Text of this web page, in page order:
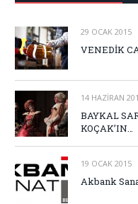
29 OCAK 2015
VENEDİK
14 HAZIRAN
BAYKAL
KOÇAK’IN…
19 OCAK 2015
Akbank